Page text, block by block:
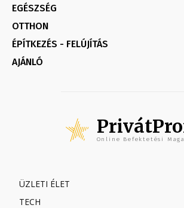
EGÉSZSÉG
OTTHON
ÉPÍTKEZÉS - FELÚJÍTÁS
AJÁNLÓ
Online Befektetési
ÜZLETI ÉLET
TECH